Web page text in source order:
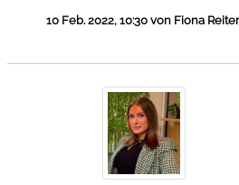
10 Feb. 2022, 10:30 von Fiona Reiter